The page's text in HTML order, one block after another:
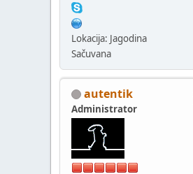
Lokacija: Jagodina
Sačuvana
autentik
Administrator